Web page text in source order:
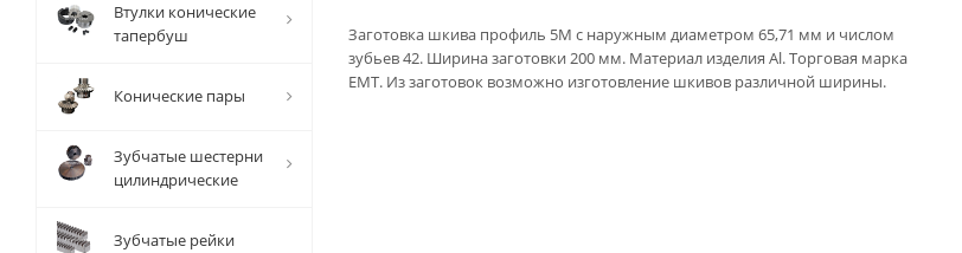
Заготовка шкива профиль 5M с наружным диаметром 65,71 мм и числом
зубьев 42. Ширина заготовки 200 мм. Материал изделия Al. Торговая марка
EMT. Из заготовок возможно изготовление шкивов различной ширины.
Втулки конические
тапербуш
Конические пары
Зубчатые шестерни
цилиндрические
Зубчатые рейки